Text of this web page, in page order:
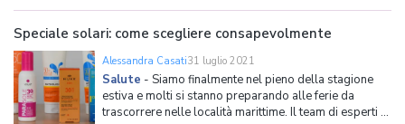
impazzire il web. Ma che cos'è effettivamente questa
black mask? Funziona davvero? Da dove arriva e dove
si
Speciale solari: come scegliere consapevolmente
Alessandra Casati31 luglio 2021
Salute - Siamo finalmente nel pieno della stagione
estiva e molti si stanno preparando alle ferie da
trascorrere nelle località marittime. Il team di esperti di